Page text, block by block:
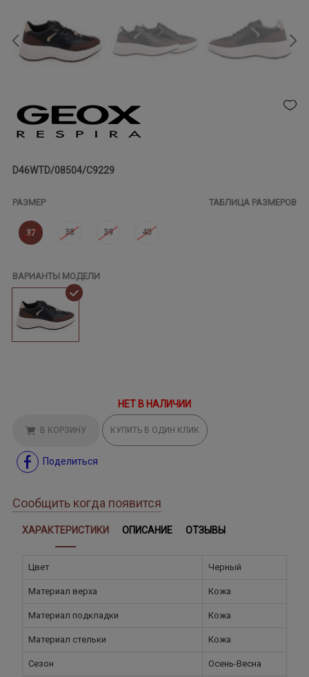
D46WTD/08504/C9229
РАЗМЕР ТАБЛИЦА РАЗМЕРОВ
37 38 39 40
ВАРИАНТЫ МОДЕЛИ
НЕТ В НАЛИЧИИ
В КОРЗИНУ КУПИТЬ В ОДИН КЛИК
Поделиться
Сообщить когда появится
ХАРАКТЕРИСТИКИ ОПИСАНИЕ ОТЗЫВЫ
Цвет Черный
Материал верха Кожа
Материал подкладки Кожа
Материал стельки Кожа
Сезон Осень-Весна